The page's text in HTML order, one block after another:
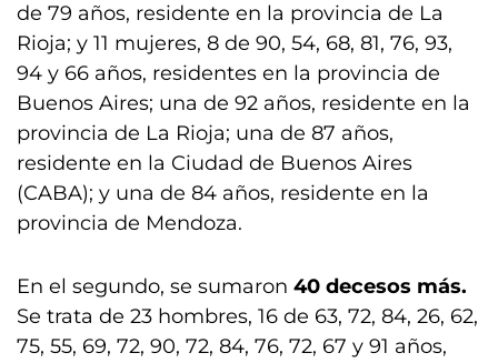
de 79 años, residente en la provincia de La
Rioja; y 11 mujeres, 8 de 90, 54, 68, 81, 76, 93,
94 y 66 años, residentes en la provincia de
Buenos Aires; una de 92 años, residente en la
provincia de La Rioja; una de 87 años,
residente en la Ciudad de Buenos Aires
(CABA); y una de 84 años, residente en la
provincia de Mendoza.
En el segundo, se sumaron 40 decesos más.
Se trata de 23 hombres, 16 de 63, 72, 84, 26, 62,
75, 55, 69, 72, 90, 72, 84, 76, 72, 67 y 91 años,